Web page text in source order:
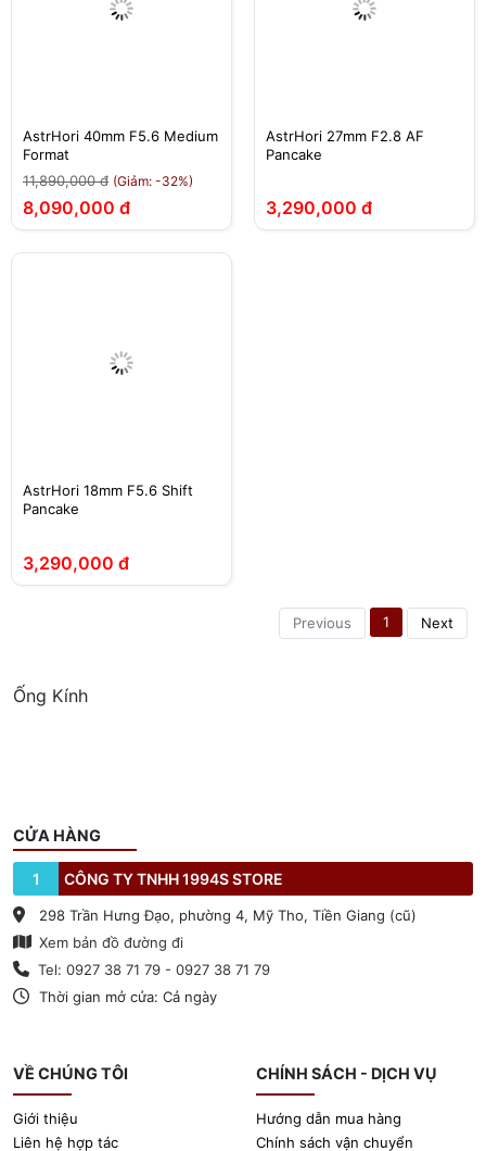
AstrHori 40mm F5.6 Medium
Format
11,890,000 đ (Giảm: -32%)
8,090,000 đ
AstrHori 27mm F2.8 AF
Pancake
3,290,000 đ
AstrHori 18mm F5.6 Shift
Pancake
3,290,000 đ
Previous 1 Next
Ống Kính
CỬA HÀNG
1 CÔNG TY TNHH 1994S STORE
298 Trần Hưng Đạo, phường 4, Mỹ Tho, Tiền Giang (cũ)
Xem bản đồ đường đi
Tel: 0927 38 71 79 - 0927 38 71 79
Thời gian mở cửa: Cả ngày
VỀ CHÚNG TÔI
Giới thiệu
Liên hệ hợp tác
CHÍNH SÁCH - DỊCH VỤ
Hướng dẫn mua hàng
Chính sách vận chuyển